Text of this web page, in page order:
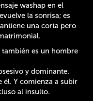
washap en el
la sonrisa; es
una corta pero
también es un hombre
y dominante.
él. Y comienza a subir
al insulto.